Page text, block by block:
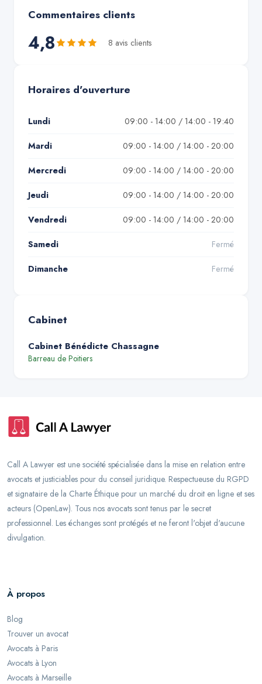
Commentaires clients
4,8 8 avis clients
Horaires d'ouverture
Lundi 09:00 - 14:00 / 14:00 - 19:40
Mardi 09:00 - 14:00 / 14:00 - 20:00
Mercredi 09:00 - 14:00 / 14:00 - 20:00
Jeudi 09:00 - 14:00 / 14:00 - 20:00
Vendredi 09:00 - 14:00 / 14:00 - 20:00
Samedi Fermé
Dimanche Fermé
Cabinet
Cabinet Bénédicte Chassagne
Barreau de Poitiers
Call A Lawyer est une société spécialisée dans la mise en relation entre
avocats et justiciables pour du conseil juridique. Respectueuse du RGPD
et signataire de la Charte Éthique pour un marché du droit en ligne et ses
acteurs (OpenLaw). Tous nos avocats sont tenus par le secret
professionnel. Les échanges sont protégés et ne feront l'objet d'aucune
divulgation.
À propos
Blog
Trouver un avocat
Avocats à Paris
Avocats à Lyon
Avocats à Marseille